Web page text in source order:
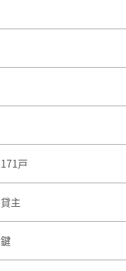
171戸
貸主
鍵